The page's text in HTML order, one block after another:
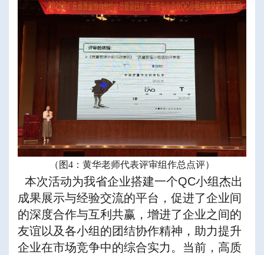
（图4：黄华老师代表评审组作总点评）
本次活动为我省企业搭建一个QC小组杰出
成果展示与经验交流的平台，促进了企业间
的深度合作与互利共赢，增进了企业之间的
友谊以及各小组的团结协作精神，助力提升
企业在市场竞争中的综合实力。当前，高质